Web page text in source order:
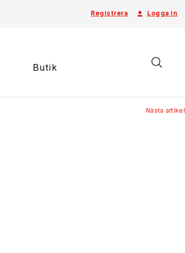
Registrera Logga in
Butik
Nästa artikel